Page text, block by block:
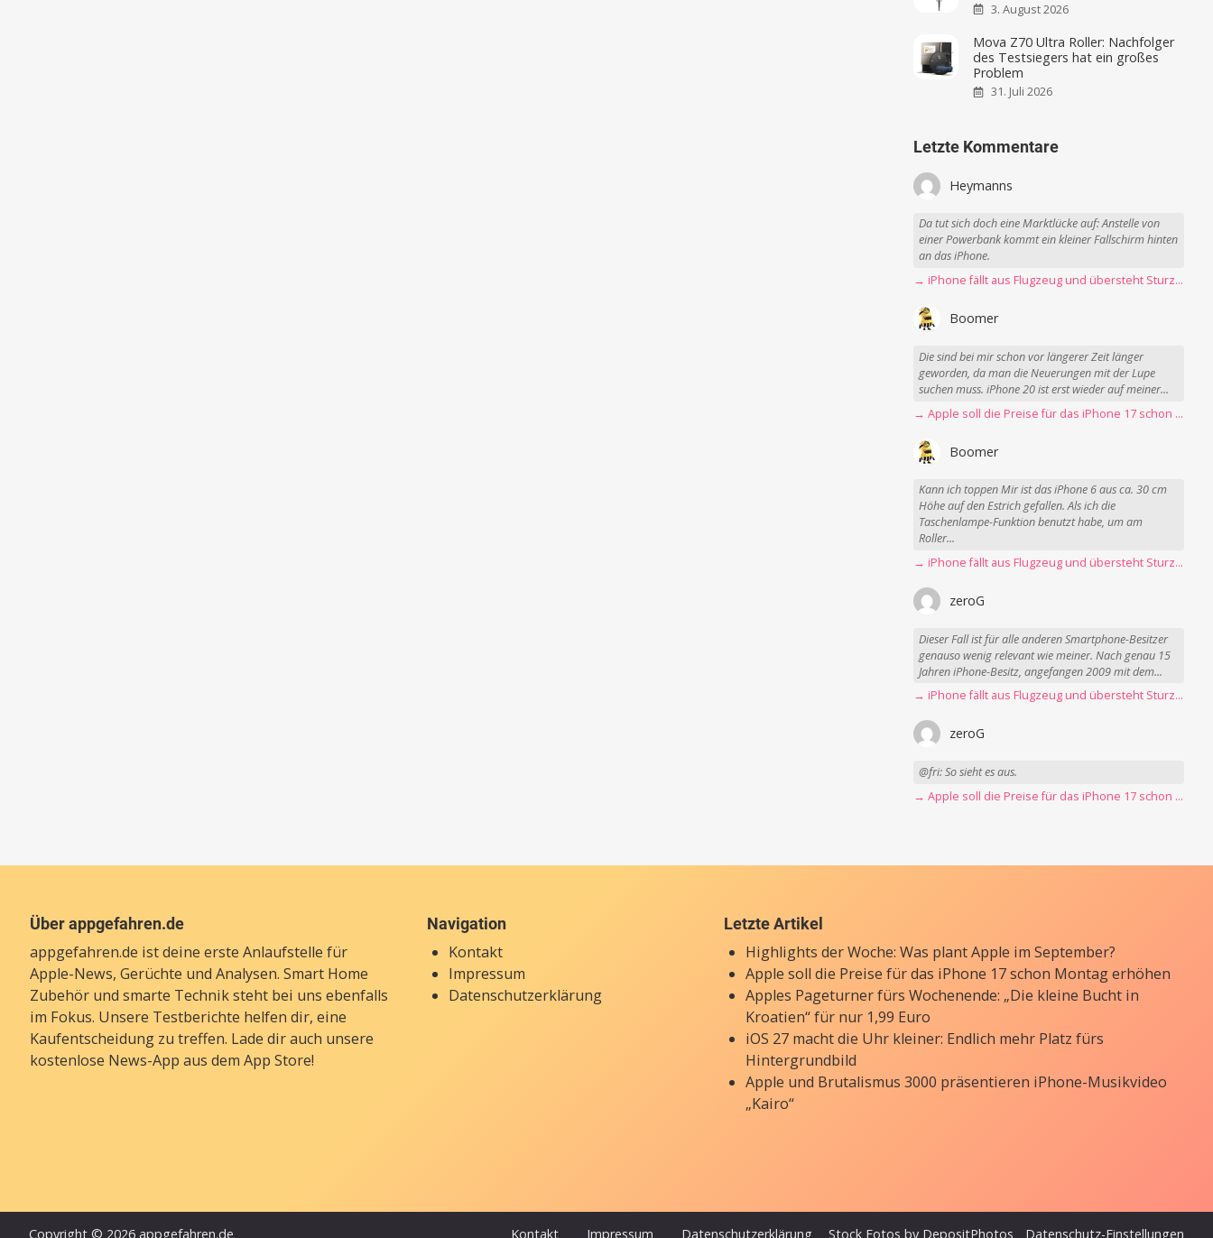
3. August 2026
Mova Z70 Ultra Roller: Nachfolger
des Testsiegers hat ein großes
Problem
31. Juli 2026
Letzte Kommentare
Heymanns
Da tut sich doch eine Marktlücke auf: Anstelle von
einer Powerbank kommt ein kleiner Fallschirm hinten
an das iPhone.
→ iPhone fällt aus Flugzeug und übersteht Sturz unbeschadet
Boomer
Die sind bei mir schon vor längerer Zeit länger
geworden, da man die Neuerungen mit der Lupe
suchen muss. iPhone 20 ist erst wieder auf meiner...
→ Apple soll die Preise für das iPhone 17 schon Montag erhöhen
Boomer
Kann ich toppen Mir ist das iPhone 6 aus ca. 30 cm
Höhe auf den Estrich gefallen. Als ich die
Taschenlampe-Funktion benutzt habe, um am
Roller...
→ iPhone fällt aus Flugzeug und übersteht Sturz unbeschadet
zeroG
Dieser Fall ist für alle anderen Smartphone-Besitzer
genauso wenig relevant wie meiner. Nach genau 15
Jahren iPhone-Besitz, angefangen 2009 mit dem...
→ iPhone fällt aus Flugzeug und übersteht Sturz unbeschadet
zeroG
@fri: So sieht es aus.
→ Apple soll die Preise für das iPhone 17 schon Montag erhöhen
Über appgefahren.de
appgefahren.de ist deine erste Anlaufstelle für
Apple-News, Gerüchte und Analysen. Smart Home
Zubehör und smarte Technik steht bei uns ebenfalls
im Fokus. Unsere Testberichte helfen dir, eine
Kaufentscheidung zu treffen. Lade dir auch unsere
kostenlose News-App aus dem App Store!
Navigation
Kontakt
Impressum
Datenschutzerklärung
Letzte Artikel
Highlights der Woche: Was plant Apple im September?
Apple soll die Preise für das iPhone 17 schon Montag erhöhen
Apples Pageturner fürs Wochenende: „Die kleine Bucht in
Kroatien“ für nur 1,99 Euro
iOS 27 macht die Uhr kleiner: Endlich mehr Platz fürs
Hintergrundbild
Apple und Brutalismus 3000 präsentieren iPhone-Musikvideo
„Kairo“
Copyright © 2026 appgefahren.de Kontakt Impressum Datenschutzerklärung Stock Fotos by DepositPhotos Datenschutz-Einstellungen